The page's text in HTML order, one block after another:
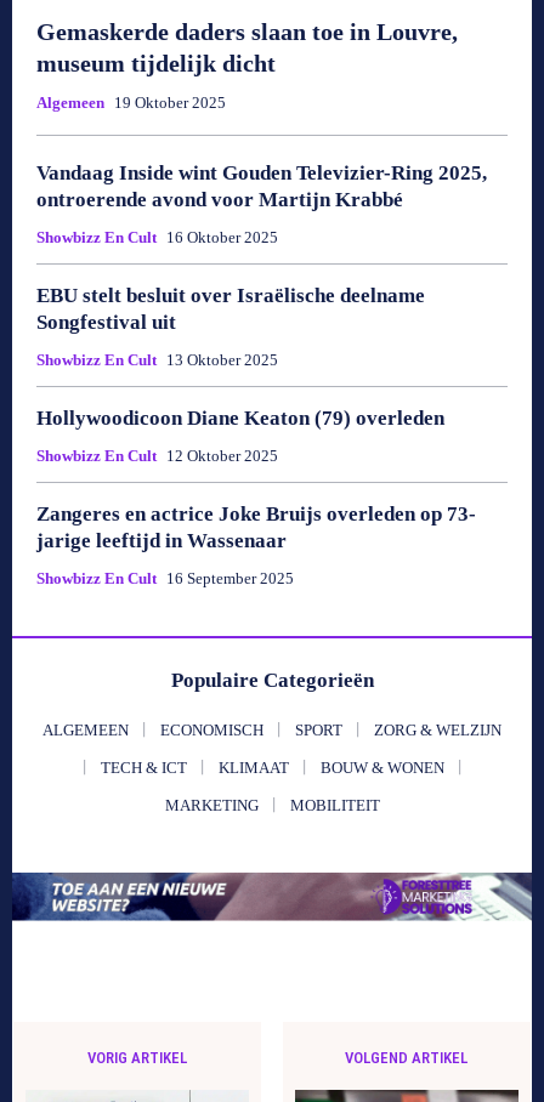
Gemaskerde daders slaan toe in Louvre,
museum tijdelijk dicht
Algemeen 19 Oktober 2025
Vandaag Inside wint Gouden Televizier-Ring 2025,
ontroerende avond voor Martijn Krabbé
Showbizz En Cult 16 Oktober 2025
EBU stelt besluit over Israëlische deelname
Songfestival uit
Showbizz En Cult 13 Oktober 2025
Hollywoodicoon Diane Keaton (79) overleden
Showbizz En Cult 12 Oktober 2025
Zangeres en actrice Joke Bruijs overleden op 73-
jarige leeftijd in Wassenaar
Showbizz En Cult 16 September 2025
Populaire Categorieën
ALGEMEEN ECONOMISCH SPORT ZORG & WELZIJN
TECH & ICT KLIMAAT BOUW & WONEN
MARKETING MOBILITEIT
VORIG ARTIKEL VOLGEND ARTIKEL